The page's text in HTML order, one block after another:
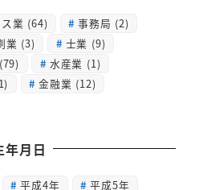
業 (64) 事務局 (2)
業 (3) 士業 (9)
(79) 水産業 (1)
金融業 (12)
年月日
平成4年
平成5年